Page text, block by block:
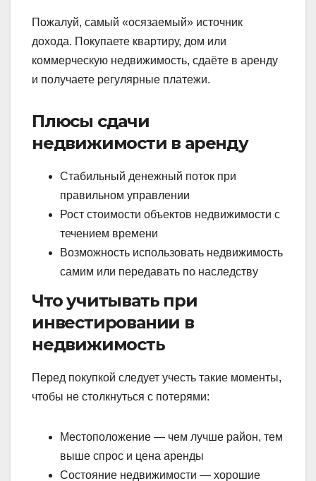
Пожалуй, самый «осязаемый» источник
дохода. Покупаете квартиру, дом или
коммерческую недвижимость, сдаёте в аренду
и получаете регулярные платежи.
Плюсы сдачи
недвижимости в аренду
Стабильный денежный поток при
правильном управлении
Рост стоимости объектов недвижимости с
течением времени
Возможность использовать недвижимость
самим или передавать по наследству
Что учитывать при
инвестировании в
недвижимость
Перед покупкой следует учесть такие моменты,
чтобы не столкнуться с потерями:
Местоположение — чем лучше район, тем
выше спрос и цена аренды
Состояние недвижимости — хорошие